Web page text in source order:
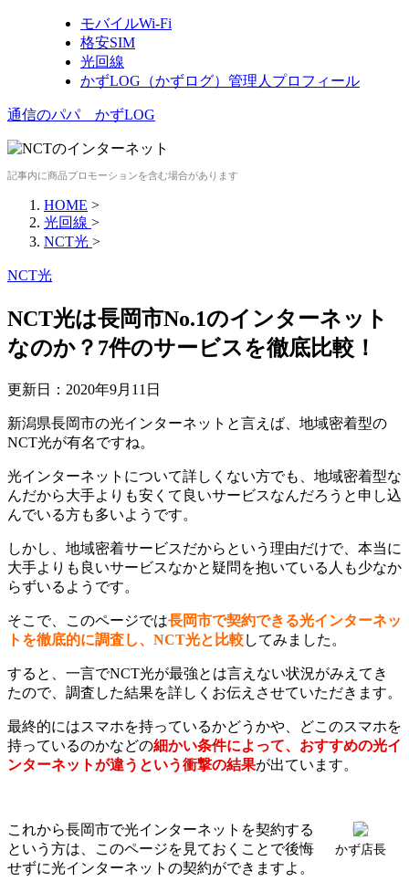
モバイルWi-Fi
格安SIM
光回線
かずLOG（かずログ）管理人プロフィール
通信のパパ かずLOG
記事内に商品プロモーションを含む場合があります
HOME >
光回線 >
NCT光 >
NCT光
NCT光は長岡市No.1のインターネット
なのか？7件のサービスを徹底比較！
更新日： 2020年9月11日
新潟県長岡市の光インターネットと言えば、地域密着型の
NCT光が有名ですね。
光インターネットについて詳しくない方でも、地域密着型な
んだから大手よりも安くて良いサービスなんだろうと申し込
んでいる方も多いようです。
しかし、地域密着サービスだからという理由だけで、本当に
大手よりも良いサービスなかと疑問を抱いている人も少なか
らずいるようです。
そこで、このページでは長岡市で契約できる光インターネッ
トを徹底的に調査し、NCT光と比較してみました。
すると、一言でNCT光が最強とは言えない状況がみえてき
たので、調査した結果を詳しくお伝えさせていただきます。
最終的にはスマホを持っているかどうかや、どこのスマホを
持っているのかなどの細かい条件によって、おすすめの光イ
ンターネットが違うという衝撃の結果が出ています。
これから長岡市で光インターネットを契約する
という方は、このページを見ておくことで後悔
せずに光インターネットの契約ができますよ。
かず店長